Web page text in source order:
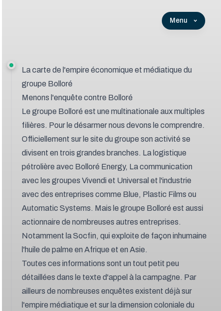
La carte de l'empire économique et médiatique du
groupe Bolloré
Menons l'enquête contre Bolloré
Le groupe Bolloré est une multinationale aux multiples
filières. Pour le désarmer nous devons le comprendre.
Officiellement sur le site du groupe son activité se
divisent en trois grandes branches. La logistique
pétrolière avec Bolloré Energy, La communication
avec les groupes Vivendi et Universal et l'industrie
avec des entreprises comme Blue, Plastic Films ou
Automatic Systems. Mais le groupe Bolloré est aussi
actionnaire de nombreuses autres entreprises.
Notamment la Socfin, qui exploite de façon inhumaine
l'huile de palme en Afrique et en Asie.
Toutes ces informations sont un tout petit peu
détaillées dans le texte d'appel à la campagne. Par
ailleurs de nombreuses enquêtes existent déjà sur
l'empire médiatique et sur la dimension coloniale du
Menu